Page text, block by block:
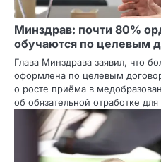
Минздрав: почти 80%
обучаются по целевым
Глава Минздрава заявил, что
оформлена по целевым
о росте приёма в
об обязательной отработке